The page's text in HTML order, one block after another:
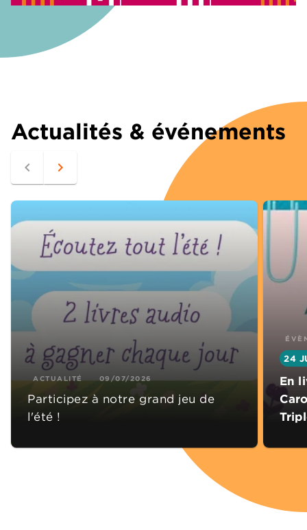
Actualités & événements
navigate_before navigate_next
ACTUALITÉ 09/07/2026
Participez à notre grand jeu de
l'été !
24
En